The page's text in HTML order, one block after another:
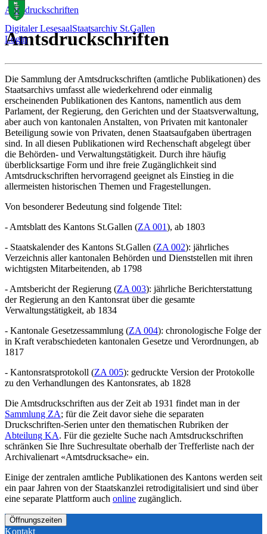
Digitaler LesesaalStaatsarchiv St.Gallen
Login
Amtsdruckschriften
Amtsdruckschriften
Die Sammlung der Amtsdruckschriften (amtliche Publikationen) des
Staatsarchivs umfasst alle wiederkehrend oder einmalig
erscheinenden Publikationen des Kantons, namentlich aus dem
Parlament, der Regierung, den Gerichten und der Staatsverwaltung,
aber auch von kantonalen Anstalten, von Privaten mit kantonaler
Beteiligung sowie von Privaten, denen Staatsaufgaben übertragen
sind. In all diesen Publikationen wird Rechenschaft abgelegt über
die Behörden- und Verwaltungstätigkeit. Durch ihre häufig
überblicksartige Form und ihre freie Zugänglichkeit sind
Amtsdruckschriften hervorragend geeignet als Einstieg in die
allermeisten historischen Themen und Fragestellungen.
Von besonderer Bedeutung sind folgende Titel:
- Amtsblatt des Kantons St.Gallen (ZA 001), ab 1803
- Staatskalender des Kantons St.Gallen (ZA 002): jährliches
Verzeichnis aller kantonalen Behörden und Dienststellen mit ihren
wichtigsten Mitarbeitenden, ab 1798
- Amtsbericht der Regierung (ZA 003): jährliche Berichterstattung
der Regierung an den Kantonsrat über die gesamte
Verwaltungstätigkeit, ab 1834
- Kantonale Gesetzessammlung (ZA 004): chronologische Folge der
in Kraft verabschiedeten kantonalen Gesetze und Verordnungen, ab
1817
- Kantonsratsprotokoll (ZA 005): gedruckte Version der Protokolle
zu den Verhandlungen des Kantonsrates, ab 1828
Die Amtsdruckschriften aus der Zeit ab 1931 findet man in der
Sammlung ZA; für die Zeit davor siehe die separaten
Druckschriften-Serien unter den thematischen Rubriken der
Abteilung KA. Für die gezielte Suche nach Amtsdruckschriften
schränken Sie Ihre Suchresultate oberhalb der Trefferliste nach der
Archivalienart «Amtsdrucksache» ein.
Einige der zentralen amtliche Publikationen des Kantons werden seit
ein paar Jahren von der Staatskanzlei retrodigitalisiert und sind über
eine separate Plattform auch online zugänglich.
Öffnungszeiten
Kontakt